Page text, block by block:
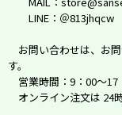
LINE：＠813jhqcw
お問い合わせは、お
す。
営業時間：9：00～
オンライン注文は 24